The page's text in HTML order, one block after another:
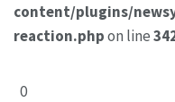
content/plugins/
reaction.phpon line
0